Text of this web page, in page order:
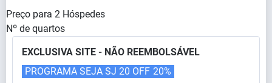
Preço para 2 Hóspedes
Nº de quartos
EXCLUSIVA SITE - NÃO REEMBOLSÁVEL
PROGRAMA SEJA SJ 20 OFF 20%